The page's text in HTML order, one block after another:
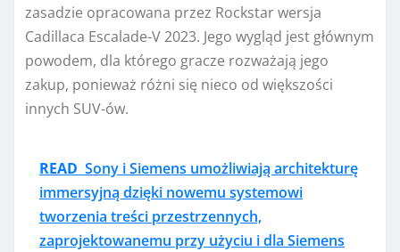
zasadzie opracowana przez Rockstar wersja
Cadillaca Escalade-V 2023. Jego wygląd jest głównym
powodem, dla którego gracze rozważają jego
zakup, ponieważ różni się nieco od większości
innych SUV-ów.
READ Sony i Siemens umożliwiają architekturę
immersyjną dzięki nowemu systemowi
tworzenia treści przestrzennych,
zaprojektowanemu przy użyciu i dla Siemens